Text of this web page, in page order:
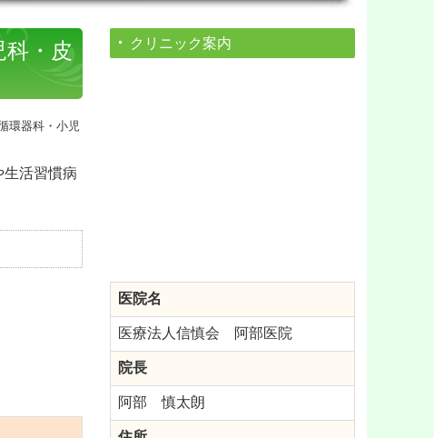
科・皮
活習慣病
クリニック案内
医院名
医療法人信慎会 阿部医院
院長
阿部 慎太朗